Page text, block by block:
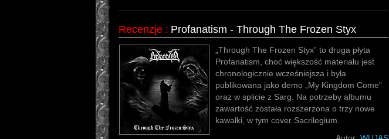
Recenzje : Profanatism - Through The Frozen Styx
„Through The Frozen Styx” to druga płyta
Profanatism, choć większość materiału jest
chronologicznie wcześniejsza i była
publikowana jako demo „My Kingdom Come”
oraz w splicie z Sarg. Na potrzeby albumu
zawartość została rozszerzona o trzy nowe
kawałki, w tym cover Sacrilegium.